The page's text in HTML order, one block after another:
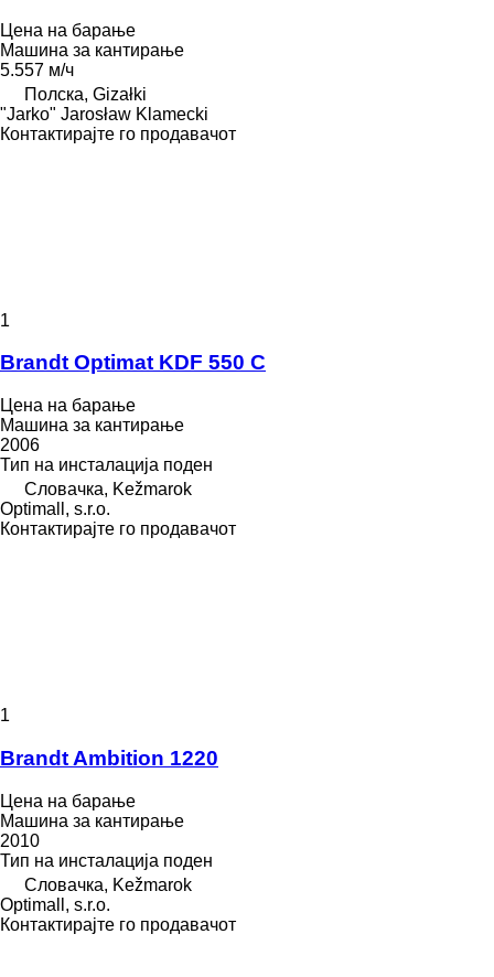
Цена на барање
Машина за кантирање
5.557 м/ч
Полска, Gizałki
"Jarko" Jarosław Klamecki
Контактирајте го продавачот
1
Brandt Optimat KDF 550 C
Цена на барање
Машина за кантирање
2006
Тип на инсталација поден
Словачка, Kežmarok
Optimall, s.r.o.
Контактирајте го продавачот
1
Brandt Ambition 1220
Цена на барање
Машина за кантирање
2010
Тип на инсталација поден
Словачка, Kežmarok
Optimall, s.r.o.
Контактирајте го продавачот